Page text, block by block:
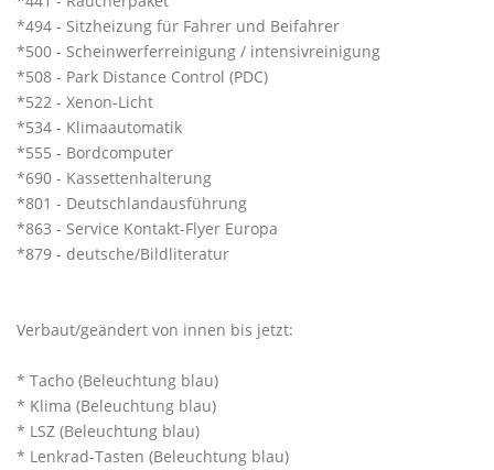
*494 - Sitzheizung für Fahrer und Beifahrer
*500 - Scheinwerferreinigung / intensivreinigung
*508 - Park Distance Control (PDC)
*522 - Xenon-Licht
*534 - Klimaautomatik
*555 - Bordcomputer
*690 - Kassettenhalterung
*801 - Deutschlandausführung
*863 - Service Kontakt-Flyer Europa
*879 - deutsche/Bildliteratur
Verbaut/geändert von innen bis jetzt:
* Tacho (Beleuchtung blau)
* Klima (Beleuchtung blau)
* LSZ (Beleuchtung blau)
* Lenkrad-Tasten (Beleuchtung blau)